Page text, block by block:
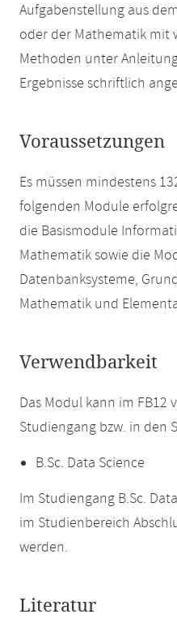
Aufgabenstellung aus
oder der Mathematik mit
Methoden unter
Ergebnisse schriftlich
Voraussetzungen
Es müssen mindestens
folgenden Module
die Basismodule
Mathematik sowie die
Datenbanksysteme,
Mathematik und
Verwendbarkeit
Das Modul kann im FB12
Studiengang bzw. in den
B.Sc. Data Science
Im Studiengang B.Sc.
im Studienbereich
werden.
Literatur